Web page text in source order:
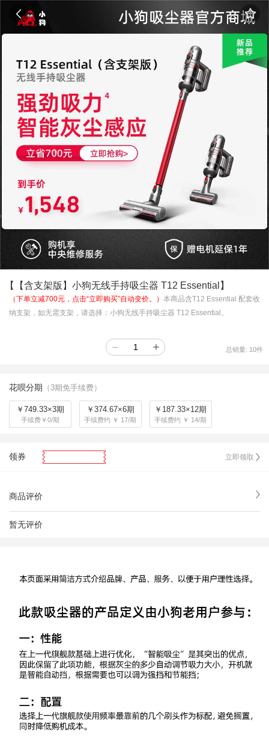
【【含支架版】小狗无线手持吸尘器 T12 Essential】
（下单立减700元，点击“立即购买”自动变价。） 本商品含T12 Essential 配套收
纳支架，如无需支架，请选择：小狗无线手持吸尘器 T12 Essential。
总销量: 10件
花呗分期 （3期免手续费）
￥749.33×3期
手续费￥0/期
￥374.67×6期
手续费约 ￥ 17/期
￥187.33×12期
手续费约 ￥ 14/期
领券 立即领取
商品评价
暂无评价